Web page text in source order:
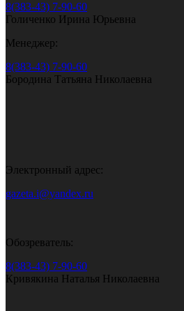
8(383-43) 7-90-60
Голиченко Ирина Юрьевна
Менеджер:
8(383-43) 7-90-60
Бородина Татьяна Николаевна
Электронный адрес:
gazeta.i@yandex.ru
Обозреватель:
8(383-43) 7-90-60
Кривякина Наталья Николаевна